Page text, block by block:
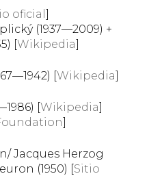
oficial]
(1937—2009) +
[Wikipedia]
[Wikipedia]
[Wikipedia]
]
Jacques Herzog
(1950) [Sitio